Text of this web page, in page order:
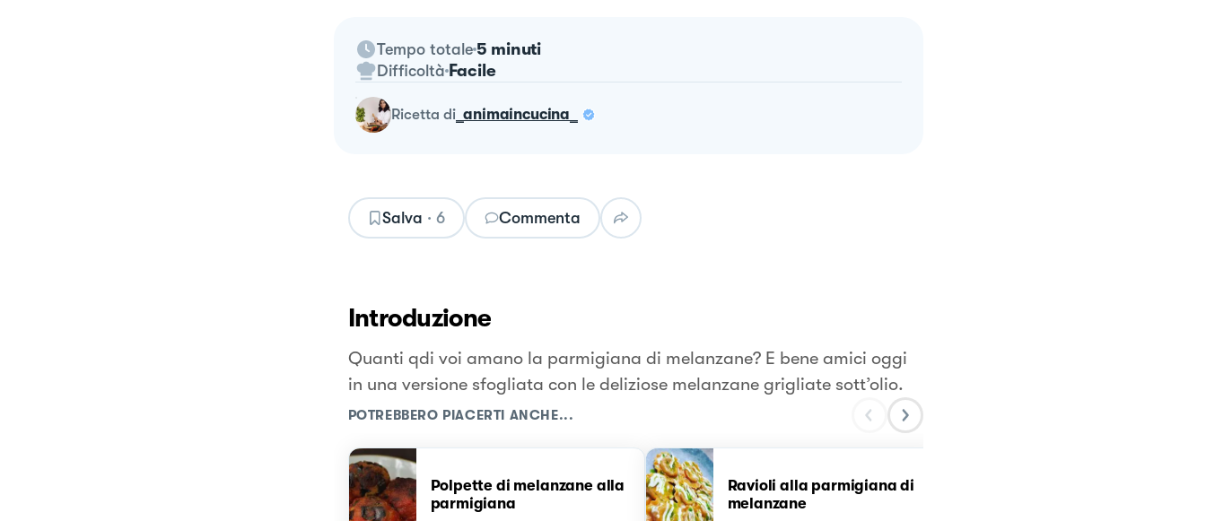
Tempo totale 5 minuti
Difficoltà Facile
ricetta di_animaincucina_
Salva · 6 Commenta
Introduzione
Quanti qdi voi amano la parmigiana di melanzane? E bene amici oggi
in una versione sfogliata con le deliziose melanzane grigliate sott’olio.
POTREBBERO PIACERTI ANCHE...
Polpette di melanzane alla
parmigiana
Ravioli alla parmigiana di
melanzane